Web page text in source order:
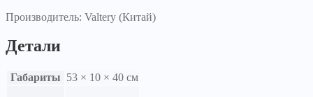
Производитель: Valtery (Китай)
Детали
Габариты 53 × 10 × 40 см